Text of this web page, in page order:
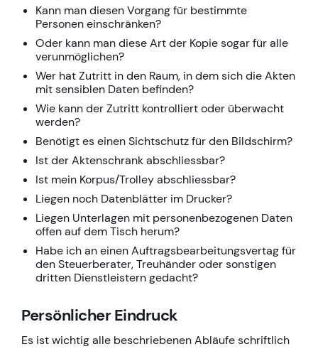
Kann man diesen Vorgang für bestimmte
Personen einschränken?
Oder kann man diese Art der Kopie sogar für alle
verunmöglichen?
Wer hat Zutritt in den Raum, in dem sich die Akten
mit sensiblen Daten befinden?
Wie kann der Zutritt kontrolliert oder überwacht
werden?
Benötigt es einen Sichtschutz für den Bildschirm?
Ist der Aktenschrank abschliessbar?
Ist mein Korpus/Trolley abschliessbar?
Liegen noch Datenblätter im Drucker?
Liegen Unterlagen mit personenbezogenen Daten
offen auf dem Tisch herum?
Habe ich an einen Auftragsbearbeitungsvertag für
den Steuerberater, Treuhänder oder sonstigen
dritten Dienstleistern gedacht?
Persönlicher Eindruck
Es ist wichtig alle beschriebenen Abläufe schriftlich